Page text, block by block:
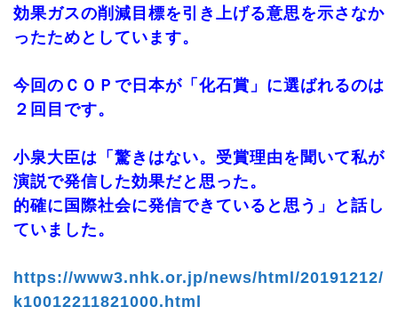
効果ガスの削減目標を引き上げる意思を示さなか
ったためとしています。
今回のＣＯＰで日本が「化石賞」に選ばれるのは
２回目です。
小泉大臣は「驚きはない。受賞理由を聞いて私が
演説で発信した効果だと思った。
的確に国際社会に発信できていると思う」と話し
ていました。
https://www3.nhk.or.jp/news/html/20191212/
k10012211821000.html